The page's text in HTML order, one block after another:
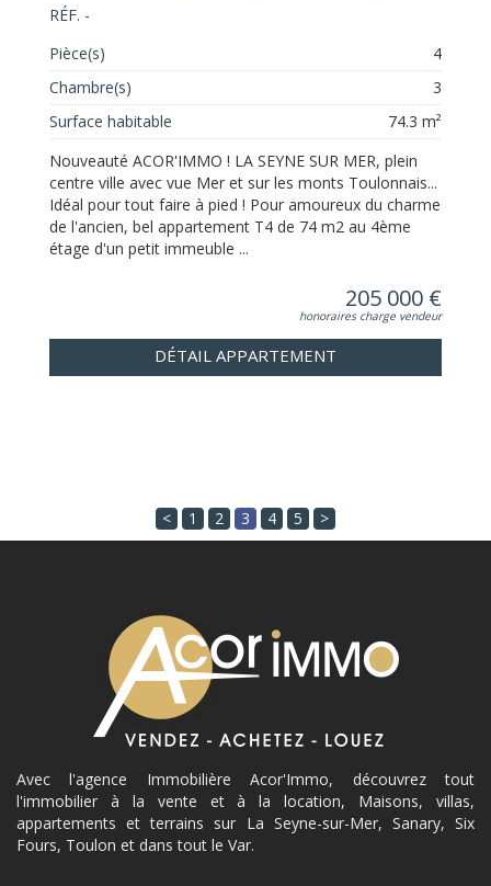
RÉF. -
Pièce(s)
4
Chambre(s)
3
Surface habitable
74.3 m²
Nouveauté ACOR'IMMO ! LA SEYNE SUR MER, plein
centre ville avec vue Mer et sur les monts Toulonnais...
Idéal pour tout faire à pied ! Pour amoureux du charme
de l'ancien, bel appartement T4 de 74 m2 au 4ème
étage d'un petit immeuble ...
205 000 €
honoraires charge vendeur
DÉTAIL APPARTEMENT
< 1 2 3 4 5 >
Avec l'agence Immobilière Acor'Immo, découvrez tout
l'immobilier à la vente et à la location, Maisons, villas,
appartements et terrains sur La Seyne-sur-Mer, Sanary, Six
Fours, Toulon et dans tout le Var.